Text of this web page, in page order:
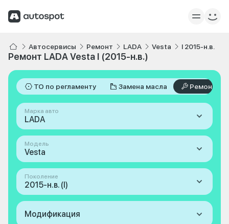
Автосервисы Ремонт LADA Vesta I 2015-н.в.
Ремонт LADA Vesta I (2015-н.в.)
ТО по регламенту Замена масла Ремонт
Марка авто
LADA
Модель
Vesta
Поколение
2015-н.в. (I)
Модификация